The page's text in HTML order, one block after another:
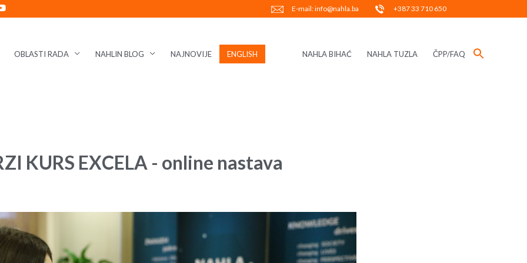
E-mail: info@nahla.ba +387 33 710 650
OBLASTI RADA NAHLIN BLOG NAJNOVIJE ENGLISH NAHLA BIHAĆ NAHLA TUZLA ČPP/FAQ
KURS EXCELA - online nastava